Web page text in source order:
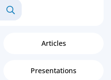
Articles
Presentations